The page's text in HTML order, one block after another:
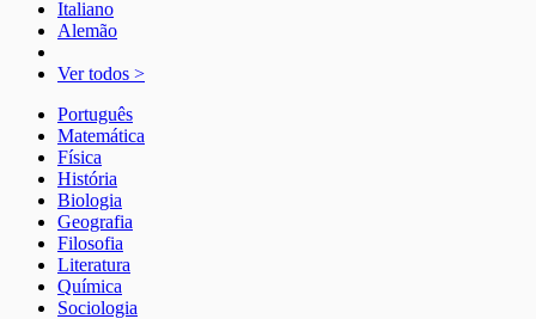
Italiano
Alemão
Ver todos >
Português
Matemática
Física
História
Biologia
Geografia
Filosofia
Literatura
Química
Sociologia